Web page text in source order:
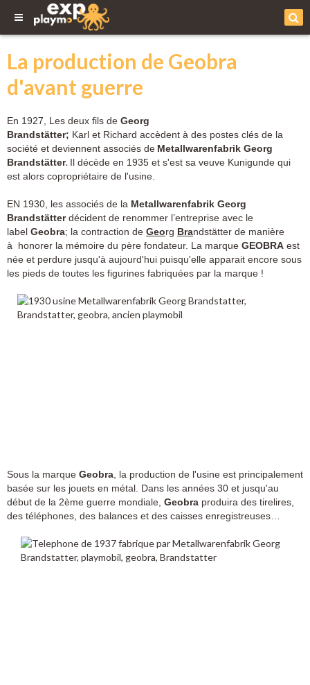
La production de Geobra
d'avant guerre
En 1927, Les deux fils de Georg
Brandstätter; Karl et Richard accèdent à des postes clés de la
société et deviennent associés de Metallwarenfabrik Georg
Brandstätter. Il décède en 1935 et s'est sa veuve Kunigunde qui
est alors copropriétaire de l'usine.
EN 1930, les associés de la Metallwarenfabrik Georg
Brandstätterdécident de renommer l’entreprise avec le
label Geobra; la contraction de Georg Brandstätter de manière
à honorer la mémoire du père fondateur. La marque GEOBRA est
née et perdure jusqu'à aujourd'hui puisqu'elle apparait encore sous
les pieds de toutes les figurines fabriquées par la marque !
Sous la marque Geobra , la production de l'usine est principalement
basée sur les jouets en métal. Dans les années 30 et jusqu'au
début de la 2ème guerre mondiale, Geobra produira des tirelires,
des téléphones, des balances et des caisses enregistreuses…